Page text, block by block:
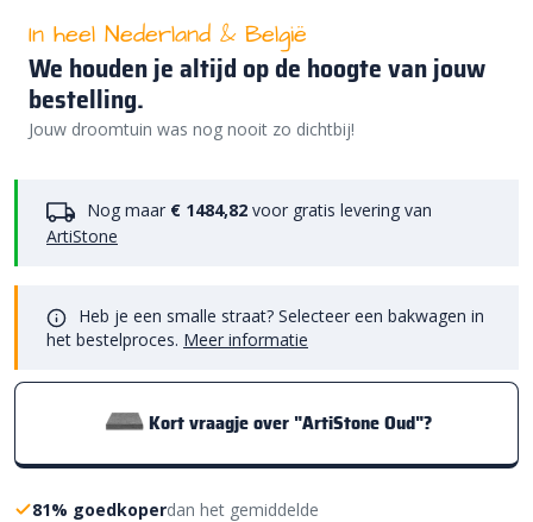
In heel Nederland & België
We houden je altijd op de hoogte van jouw
bestelling.
Jouw droomtuin was nog nooit zo dichtbij!
Nog maar € 1484,82 voor gratis levering van
ArtiStone
Heb je een smalle straat? Selecteer een bakwagen in
het bestelproces. Meer informatie
Kort vraagje over "ArtiStone Oud"?
81% goedkoperdan het gemiddelde